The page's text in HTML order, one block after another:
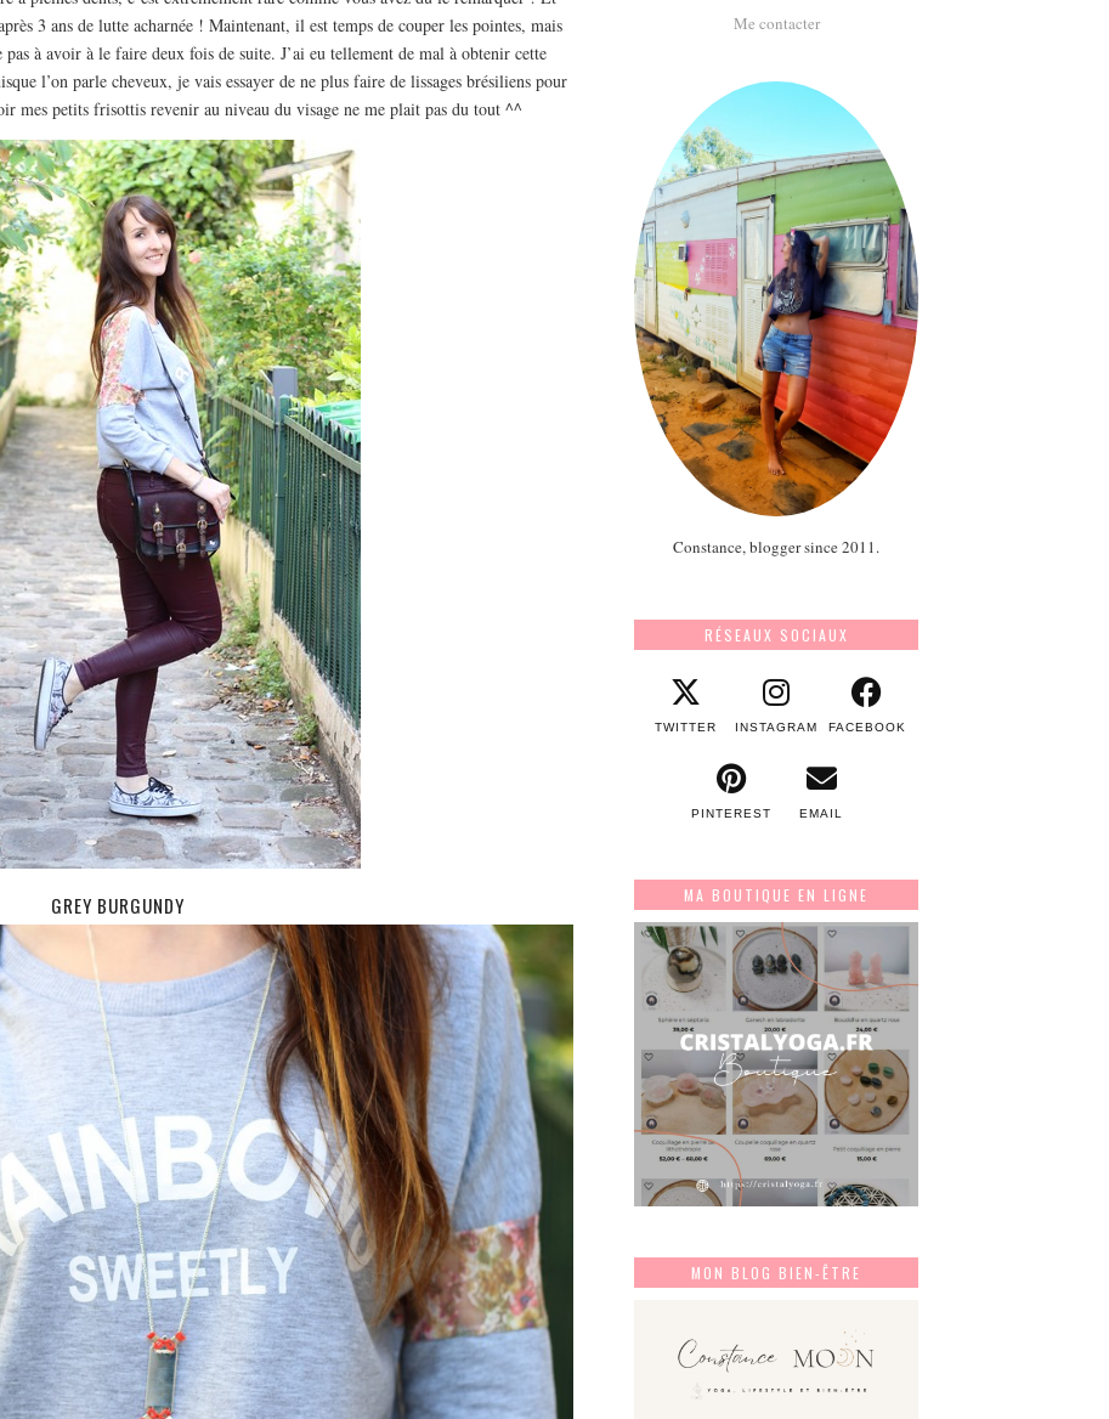
3 ans de lutte acharnée ! Maintenant, il est temps de couper les pointes, mais
pas à avoir à le faire deux fois de suite. J’ai eu tellement de mal à obtenir cette
l’on parle cheveux, je vais essayer de ne plus faire de lissages brésiliens pour
mes petits frisottis revenir au niveau du visage ne me plait pas du tout ^^
GREY BURGUNDY
Me contacter
Constance, blogger since 2011.
RÉSEAUX SOCIAUX
TWITTER INSTAGRAM FACEBOOK
PINTEREST EMAIL
MA BOUTIQUE EN LIGNE
MON BLOG BIEN-ÊTRE